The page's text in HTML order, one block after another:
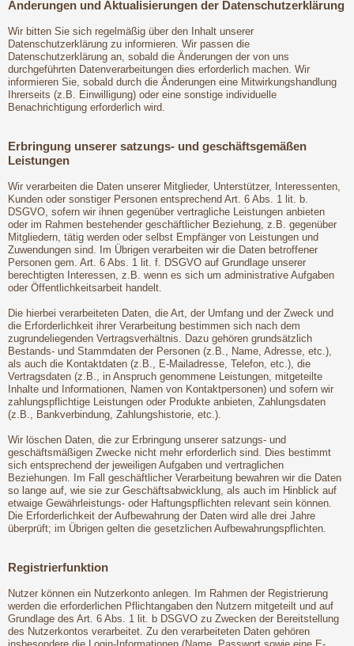
Änderungen und Aktualisierungen der Datenschutzerklärung
Wir bitten Sie sich regelmäßig über den Inhalt unserer
Datenschutzerklärung zu informieren. Wir passen die
Datenschutzerklärung an, sobald die Änderungen der von uns
durchgeführten Datenverarbeitungen dies erforderlich machen. Wir
informieren Sie, sobald durch die Änderungen eine Mitwirkungshandlung
Ihrerseits (z.B. Einwilligung) oder eine sonstige individuelle
Benachrichtigung erforderlich wird.
Erbringung unserer satzungs- und geschäftsgemäßen
Leistungen
Wir verarbeiten die Daten unserer Mitglieder, Unterstützer, Interessenten,
Kunden oder sonstiger Personen entsprechend Art. 6 Abs. 1 lit. b.
DSGVO, sofern wir ihnen gegenüber vertragliche Leistungen anbieten
oder im Rahmen bestehender geschäftlicher Beziehung, z.B. gegenüber
Mitgliedern, tätig werden oder selbst Empfänger von Leistungen und
Zuwendungen sind. Im Übrigen verarbeiten wir die Daten betroffener
Personen gem. Art. 6 Abs. 1 lit. f. DSGVO auf Grundlage unserer
berechtigten Interessen, z.B. wenn es sich um administrative Aufgaben
oder Öffentlichkeitsarbeit handelt.
Die hierbei verarbeiteten Daten, die Art, der Umfang und der Zweck und
die Erforderlichkeit ihrer Verarbeitung bestimmen sich nach dem
zugrundeliegenden Vertragsverhältnis. Dazu gehören grundsätzlich
Bestands- und Stammdaten der Personen (z.B., Name, Adresse, etc.),
als auch die Kontaktdaten (z.B., E-Mailadresse, Telefon, etc.), die
Vertragsdaten (z.B., in Anspruch genommene Leistungen, mitgeteilte
Inhalte und Informationen, Namen von Kontaktpersonen) und sofern wir
zahlungspflichtige Leistungen oder Produkte anbieten, Zahlungsdaten
(z.B., Bankverbindung, Zahlungshistorie, etc.).
Wir löschen Daten, die zur Erbringung unserer satzungs- und
geschäftsmäßigen Zwecke nicht mehr erforderlich sind. Dies bestimmt
sich entsprechend der jeweiligen Aufgaben und vertraglichen
Beziehungen. Im Fall geschäftlicher Verarbeitung bewahren wir die Daten
so lange auf, wie sie zur Geschäftsabwicklung, als auch im Hinblick auf
etwaige Gewährleistungs- oder Haftungspflichten relevant sein können.
Die Erforderlichkeit der Aufbewahrung der Daten wird alle drei Jahre
überprüft; im Übrigen gelten die gesetzlichen Aufbewahrungspflichten.
Registrierfunktion
Nutzer können ein Nutzerkonto anlegen. Im Rahmen der Registrierung
werden die erforderlichen Pflichtangaben den Nutzern mitgeteilt und auf
Grundlage des Art. 6 Abs. 1 lit. b DSGVO zu Zwecken der Bereitstellung
des Nutzerkontos verarbeitet. Zu den verarbeiteten Daten gehören